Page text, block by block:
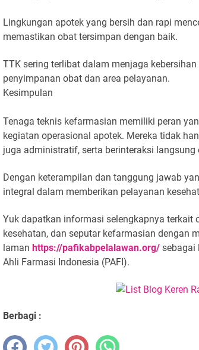
Lingkungan apotek yang bersih dan rapi
memastikan obat tersimpan dengan baik.
TTK sering terlibat dalam menjaga kebersihan
penyimpanan obat dan area pelayanan.
Kesimpulan
Tenaga teknis kefarmasian memiliki peran
kegiatan operasional apotek. Mereka tidak
juga administratif, serta berinteraksi langsung
Dengan keterampilan dan tanggung jawab
integral dalam memberikan pelayanan
Yuk dapatkan informasi selengkapnya terkait
kesehatan, dan seputar kefarmasian dengan
laman https://pafikabpelalawan.org/ sebagai
Ahli Farmasi Indonesia (PAFI).
Berbagi :